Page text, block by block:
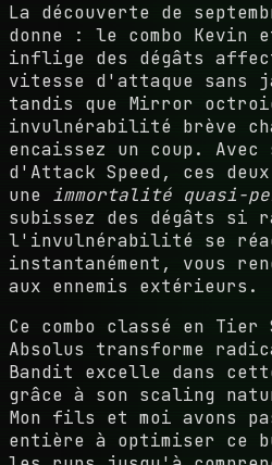
La découverte de
donne : le combo Kevin
inflige des dégâts
vitesse d'attaque sans
tandis que Mirror
invulnérabilité brève
encaissez un coup. Avec
d'Attack Speed, ces
une immortalité quasi-
subissez des dégâts si
l'invulnérabilité se
instantanément, vous
aux ennemis extérieurs.
Ce combo classé en Tier
Absolus transforme
Bandit excelle dans
grâce à son scaling
Mon fils et moi avons
entière à optimiser ce